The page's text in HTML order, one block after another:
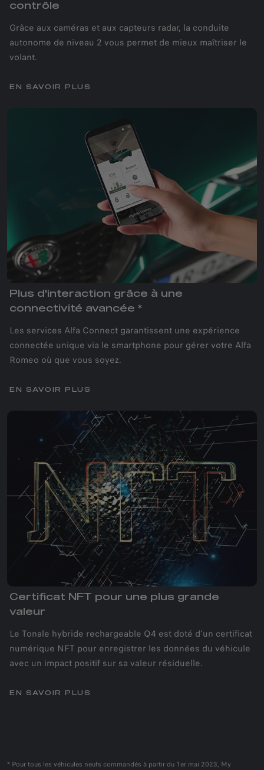
contrôle
Grâce aux caméras et aux capteurs radar, la conduite
autonome de niveau 2 vous permet de mieux maîtriser le
volant.
EN SAVOIR PLUS
Plus d'interaction grâce à une
connectivité avancée *
Les services Alfa Connect garantissent une expérience
connectée unique via le smartphone pour gérer votre Alfa
Romeo où que vous soyez.
EN SAVOIR PLUS
Certificat NFT pour une plus grande
valeur
Le Tonale hybride rechargeable Q4 est doté d'un certificat
numérique NFT pour enregistrer les données du véhicule
avec un impact positif sur sa valeur résiduelle.
EN SAVOIR PLUS
* Pour tous les véhicules neufs commandés à partir du 1er mai 2023, My